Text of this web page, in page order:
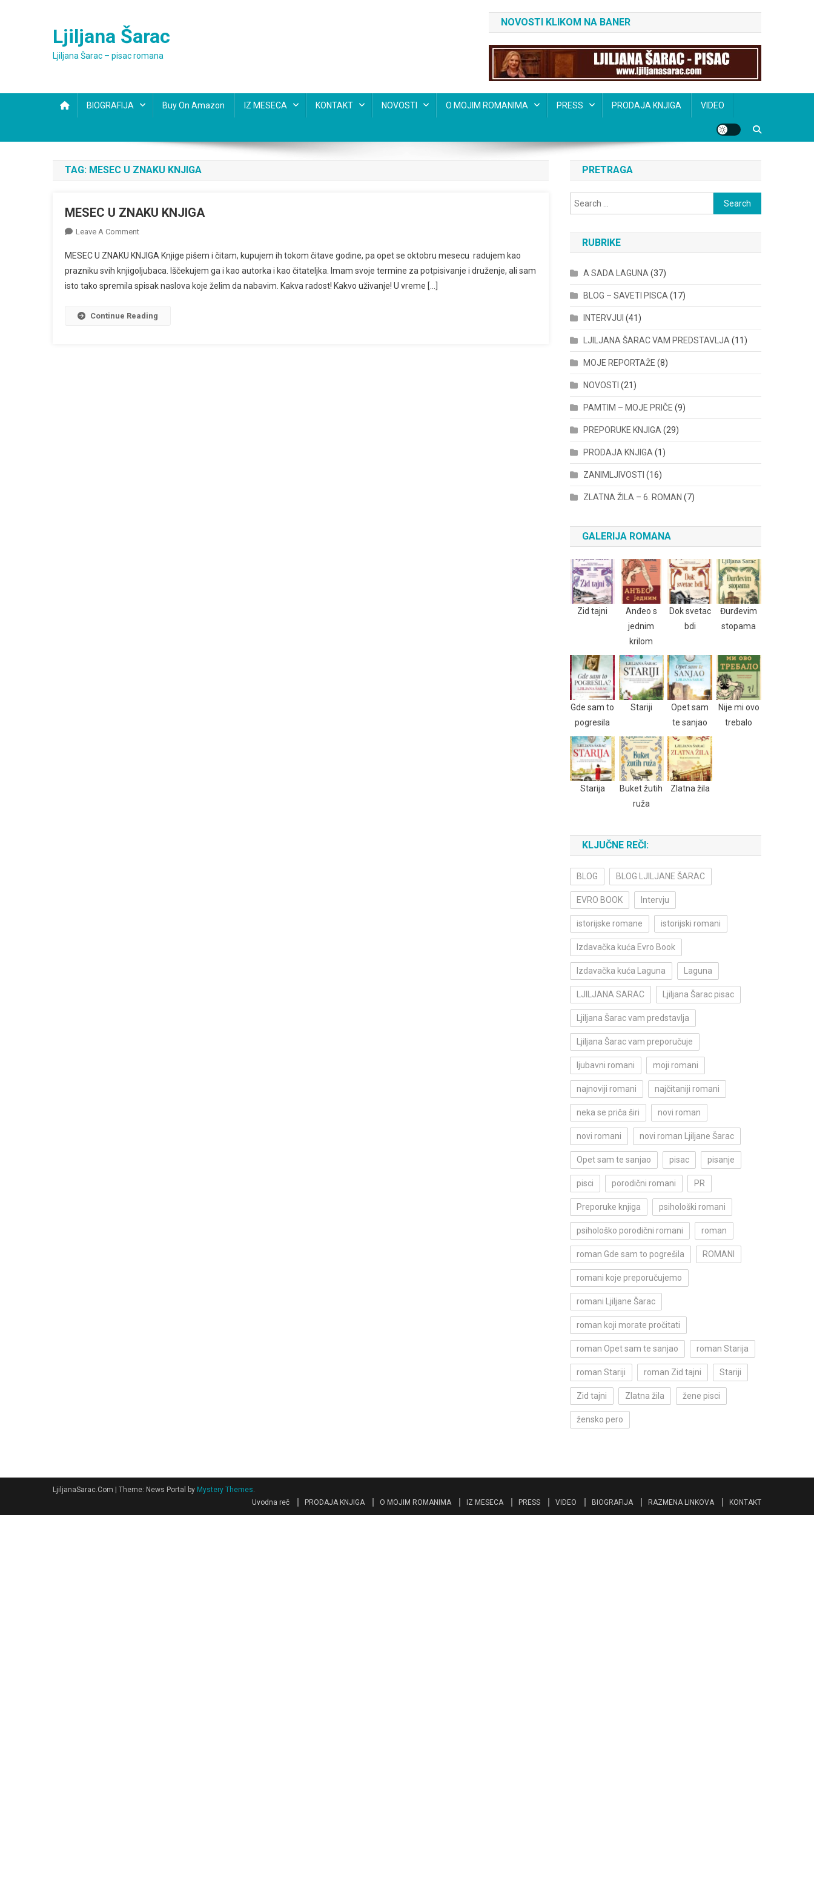
Ljiljana Šarac
Ljiljana Šarac – pisac romana
NOVOSTI KLIKOM NA BANER
BIOGRAFIJA Buy On Amazon IZ MESECA KONTAKT NOVOSTI O MOJIM ROMANIMA PRESS PRODAJA KNJIGA VIDEO
TAG: MESEC U ZNAKU KNJIGA
MESEC U ZNAKU KNJIGA
Leave A CommentOn
U
ZNAKU
KNJIGA
MESEC U ZNAKU KNJIGA Knjige pišem i čitam, kupujem ih tokom čitave godine, pa opet se oktobru mesecu radujem kao
prazniku svih knjigoljubaca. Iščekujem ga i kao autorka i kao čitateljka. Imam svoje termine za potpisivanje i druženje, ali sam
isto tako spremila spisak naslova koje želim da nabavim. Kakva radost! Kakvo uživanje! U vreme […]
Continue Reading
PRETRAGA
Search
for:
RUBRIKE
A SADA LAGUNA (37)
BLOG – SAVETI PISCA (17)
INTERVJUI (41)
LJILJANA ŠARAC VAM PREDSTAVLJA (11)
MOJE REPORTAŽE (8)
NOVOSTI (21)
PAMTIM – MOJE PRIČE (9)
PREPORUKE KNJIGA (29)
PRODAJA KNJIGA (1)
ZANIMLJIVOSTI (16)
ZLATNA ŽILA – 6. ROMAN (7)
GALERIJA ROMANA
Zid tajni
Anđeo s
jednim
krilom
Dok svetac
bdi
Đurđevim
stopama
Gde sam to
pogresila
Stariji
Opet sam
te sanjao
Nije mi ovo
trebalo
Starija
Buket žutih
ruža
Zlatna žila
KLJUČNE REČI:
BLOG BLOG LJILJANE ŠARAC
EVRO BOOK Intervju
istorijske romane istorijski romani
Izdavačka kuća Evro Book
Izdavačka kuća Laguna Laguna
LJILJANA SARAC Ljiljana Šarac pisac
Ljiljana Šarac vam predstavlja
Ljiljana Šarac vam preporučuje
ljubavni romani moji romani
najnoviji romani najčitaniji romani
neka se priča širi novi roman
novi romani novi roman Ljiljane Šarac
Opet sam te sanjao pisac pisanje
pisci porodični romani PR
Preporuke knjiga psihološki romani
psihološko porodični romani roman
roman Gde sam to pogrešila ROMANI
romani koje preporučujemo
romani Ljiljane Šarac
roman koji morate pročitati
roman Opet sam te sanjao roman Starija
roman Stariji roman Zid tajni Stariji
Zid tajni Zlatna žila žene pisci
žensko pero
LjiljanaSarac.Com Theme: News Portal by Mystery Themes.
Uvodna reč
PRODAJA KNJIGA O MOJIM ROMANIMA IZ MESECA PRESS VIDEO BIOGRAFIJA RAZMENA LINKOVA KONTAKT